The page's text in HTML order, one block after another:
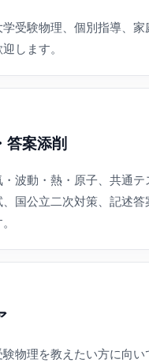
受験物理、個別指導、家
します。
答案添削
波動・熱・原子、共通テ
国公立二次対策、記述答
物理を教えたい方に向い